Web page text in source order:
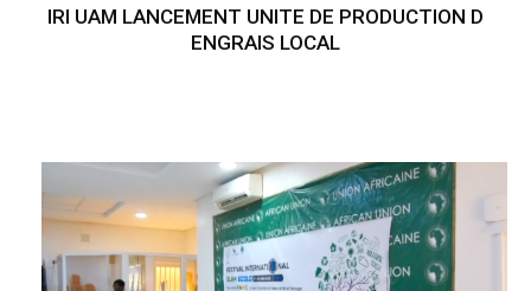
IRI UAM LANCEMENT UNITE DE PRODUCTION D
ENGRAIS LOCAL